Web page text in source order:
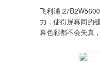
飞利浦
力，使得屏幕间的
幕色彩都不会失真